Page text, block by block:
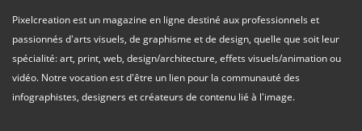
Pixelcreation est un magazine en ligne destiné aux professionnels et
passionnés d'arts visuels, de graphisme et de design, quelle que soit leur
spécialité: art, print, web, design/architecture, effets visuels/animation ou
vidéo. Notre vocation est d'être un lien pour la communauté des
infographistes, designers et créateurs de contenu lié à l'image.